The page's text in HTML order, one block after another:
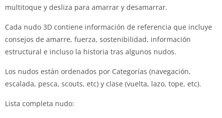
multitoque y desliza para amarrar y desamarrar.
Cada nudo 3D contiene información de referencia que incluye
consejos de amarre, fuerza, sostenibilidad, información
estructural e incluso la historia tras algunos nudos.
Los nudos están ordenados por Categorías (navegación,
escalada, pesca, scouts, etc) y clase (vuelta, lazo, tope, etc).
Lista completa nudo: